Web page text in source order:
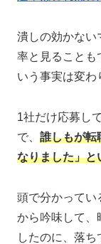
潰しの効かない
率と見ることも
いう事実は変わ
1社だけ応募し
で、 誰しもが転
なりました」と
頭で分かってい
から吟味して、
したのに、落